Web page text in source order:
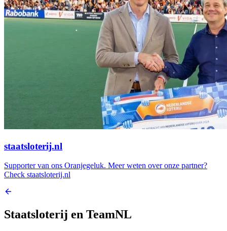
staatsloterij.nl
Supporter van ons Oranjegeluk. Meer weten over onze partner?
Check staatsloterij.nl
Staatsloterij en TeamNL